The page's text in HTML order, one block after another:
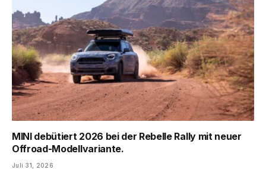
MINI debütiert 2026 bei der Rebelle Rally mit neuer
Offroad-Modellvariante.
Juli 31, 2026